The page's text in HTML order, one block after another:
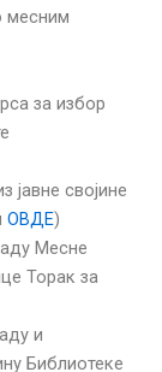
месним
за избор
својине
ОВДЕ)
Месне
Торак за
и
Библиотеке